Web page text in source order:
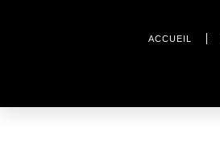
ACCUEIL